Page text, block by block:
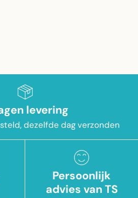
levering
dezelfde dag verzonden
Persoonlijk
advies van TS